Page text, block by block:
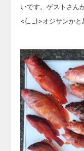
いです。ゲストさん
<(_ _)>オジサンかと